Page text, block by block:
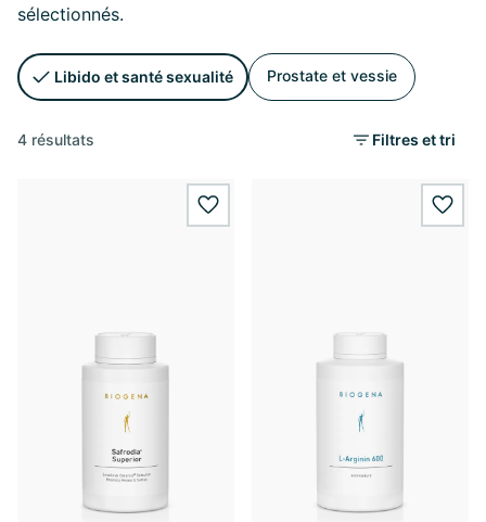
sélectionnés.
Libido et santé sexualité Prostate et vessie
4 résultats Filtres et tri
wishlist.add